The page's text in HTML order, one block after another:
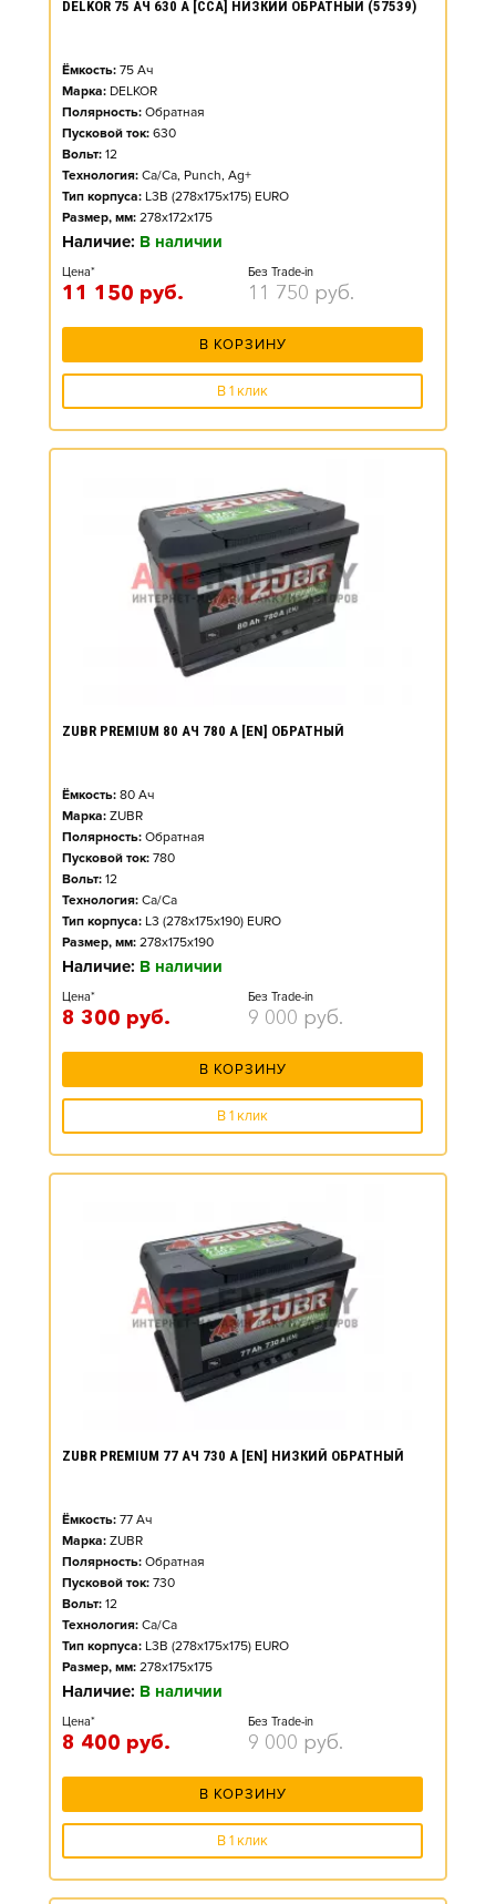
DELKOR 75 АЧ 630 А [CCA] НИЗКИЙ ОБРАТНЫЙ (57539)
Ёмкость: 75 Ач
Марка: DELKOR
Полярность: Обратная
Пусковой ток: 630
Вольт: 12
Технология: Ca/Ca, Punch, Ag+
Тип корпуса: L3B (278x175x175) EURO
Размер, мм: 278x172x175
Наличие: В наличии
Цена*
11 150 руб.
Без Trade-in
11 750 руб.
В КОРЗИНУ
В 1 клик
ZUBR PREMIUM 80 АЧ 780 А [EN] ОБРАТНЫЙ
Ёмкость: 80 Ач
Марка: ZUBR
Полярность: Обратная
Пусковой ток: 780
Вольт: 12
Технология: Ca/Ca
Тип корпуса: L3 (278x175x190) EURO
Размер, мм: 278x175x190
Наличие: В наличии
Цена*
8 300 руб.
Без Trade-in
9 000 руб.
В КОРЗИНУ
В 1 клик
ZUBR PREMIUM 77 АЧ 730 А [EN] НИЗКИЙ ОБРАТНЫЙ
Ёмкость: 77 Ач
Марка: ZUBR
Полярность: Обратная
Пусковой ток: 730
Вольт: 12
Технология: Ca/Ca
Тип корпуса: L3B (278x175x175) EURO
Размер, мм: 278x175x175
Наличие: В наличии
Цена*
8 400 руб.
Без Trade-in
9 000 руб.
В КОРЗИНУ
В 1 клик